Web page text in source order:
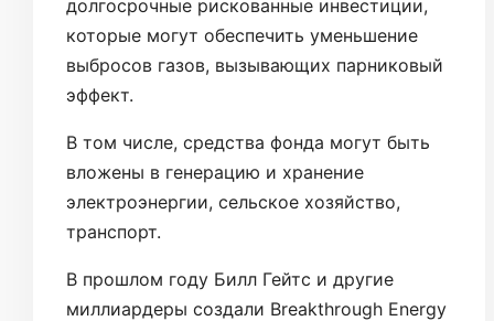
долгосрочные рискованные инвестиции,
которые могут обеспечить уменьшение
выбросов газов, вызывающих парниковый
эффект.
В том числе, средства фонда могут быть
вложены в генерацию и хранение
электроэнергии, сельское хозяйство,
транспорт.
В прошлом году Билл Гейтс и другие
миллиардеры создали Breakthrough Energy